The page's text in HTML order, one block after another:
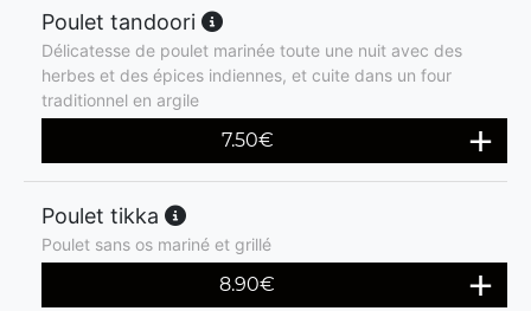
Poulet tandoori
Délicatesse de poulet marinée toute une nuit avec des
herbes et des épices indiennes, et cuite dans un four
traditionnel en argile
7.50€
Poulet tikka
Poulet sans os mariné et grillé
8.90€